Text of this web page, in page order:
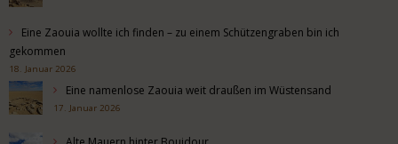
Eine Zaouia wollte ich finden – zu einem Schützengraben bin ich
gekommen
18. Januar 2026
Eine namenlose Zaouia weit draußen im Wüstensand
17. Januar 2026